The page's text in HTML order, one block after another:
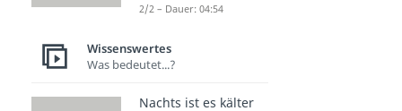
2/2 – Dauer: 04:54
Wissenswertes
Was bedeutet...?
Nachts ist es kälter